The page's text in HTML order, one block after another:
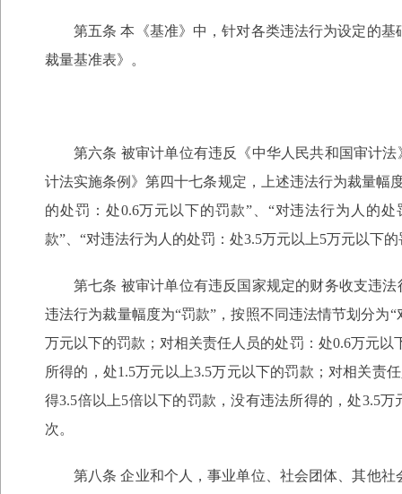
第五条 本《基准》中，针对各类违法行为设定的
裁量基准表》。
第六条 被审计单位有违反《中华人民共和国审计
计法实施条例》第四十七条规定，上述违法行为裁量幅
的处罚：处0.6万元以下的罚款”、“对违法行为人的
款”、“对违法行为人的处罚：处3.5万元以上5万元以下
第七条 被审计单位有违反国家规定的财务收支违
违法行为裁量幅度为“罚款”，按照不同违法情节划分为
万元以下的罚款；对相关责任人员的处罚：处0.6万元
所得的，处1.5万元以上3.5万元以下的罚款；对相关责
得3.5倍以上5倍以下的罚款，没有违法所得的，处3.5
次。
第八条 企业和个人，事业单位、社会团体、其他